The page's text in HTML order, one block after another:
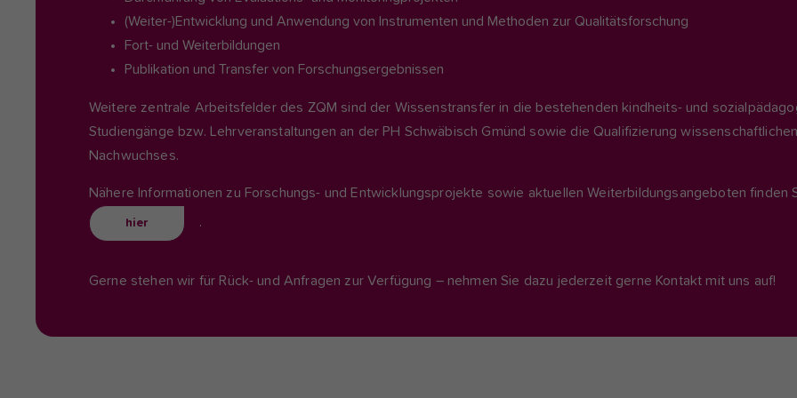
(Weiter-)Entwicklung und Anwendung von Instrumenten und Methoden zur Qualitätsforschung
Fort- und Weiterbildungen
Publikation und Transfer von Forschungsergebnissen
Weitere zentrale Arbeitsfelder des ZQM sind der Wissenstransfer in die bestehenden kindheits- und
Studiengänge bzw. Lehrveranstaltungen an der PH Schwäbisch Gmünd sowie die Qualifizierung wissenschaftlichen
Nachwuchses.
Nähere Informationen zu Forschungs- und Entwicklungsprojekte sowie aktuellen Weiterbildungsangeboten finden
hier .
Gerne stehen wir für Rück- und Anfragen zur Verfügung – nehmen Sie dazu jederzeit gerne Kontakt mit uns auf!